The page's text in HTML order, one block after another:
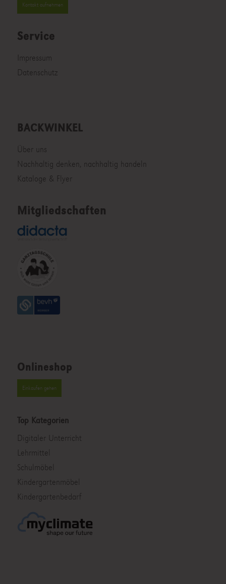
Kontakt aufnehmen
Service
Impressum
Datenschutz
BACKWINKEL
Über uns
Nachhaltig denken, nachhaltig handeln
Kataloge & Flyer
Mitgliedschaften
Onlineshop
Einkaufen gehen
Top Kategorien
Digitaler Unterricht
Lehrmittel
Schulmöbel
Kindergartenmöbel
Kindergartenbedarf